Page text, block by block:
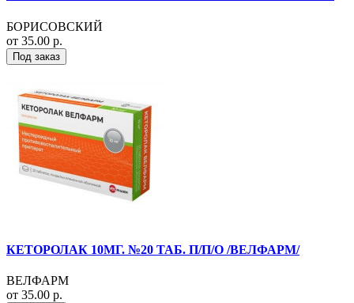
БОРИСОВСКИЙ
от 35.00 р.
Под заказ
КЕТОРОЛАК 10МГ. №20 ТАБ. П/П/О /ВЕЛФАРМ/
ВЕЛФАРМ
от 35.00 р.